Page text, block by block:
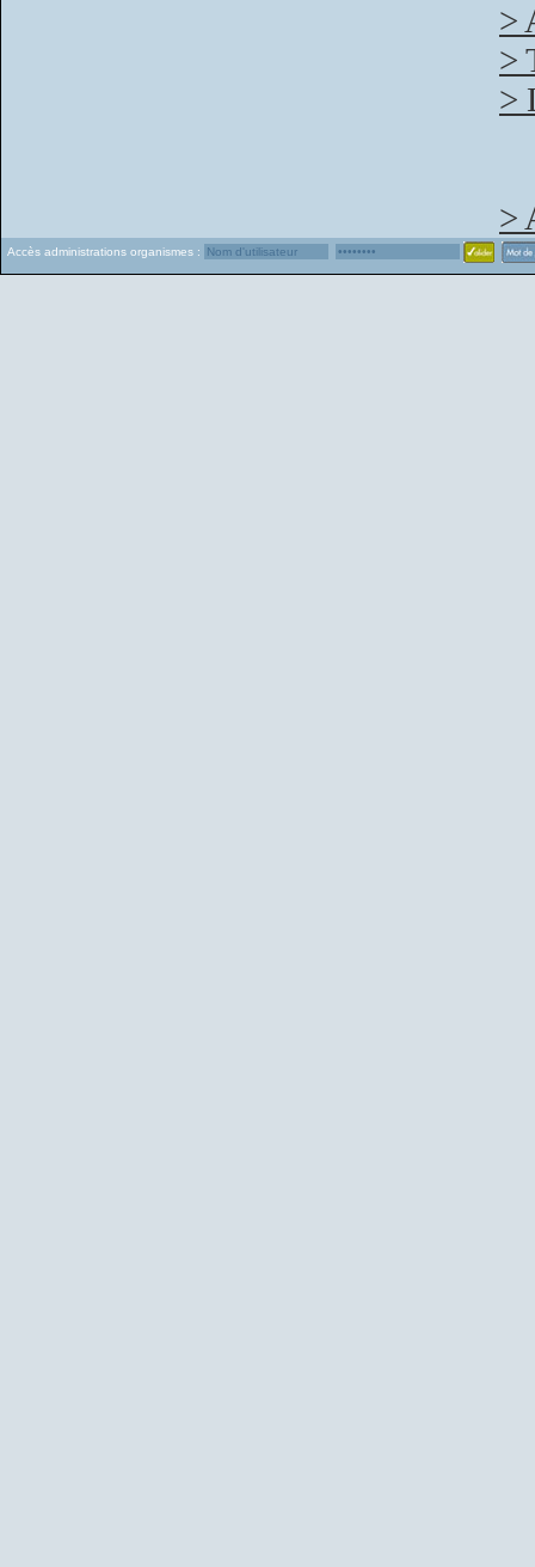
>
>
>
>
Accès administrations organismes :